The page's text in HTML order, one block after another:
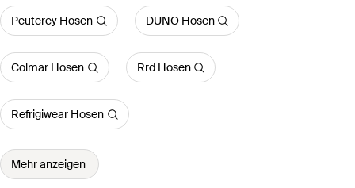
Peuterey Hosen DUNO Hosen
Colmar Hosen Rrd Hosen
Refrigiwear Hosen
Mehr anzeigen